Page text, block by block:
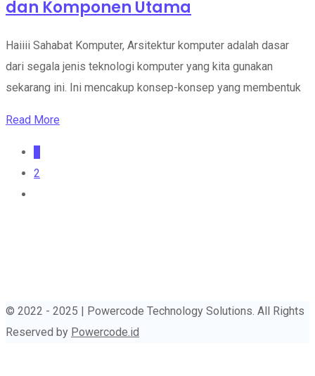
dan Komponen Utama
Haiiii Sahabat Komputer, Arsitektur komputer adalah dasar
dari segala jenis teknologi komputer yang kita gunakan
sekarang ini. Ini mencakup konsep-konsep yang membentuk
Read More
2
© 2022 - 2025 | Powercode Technology Solutions. All Rights
Reserved by Powercode.id